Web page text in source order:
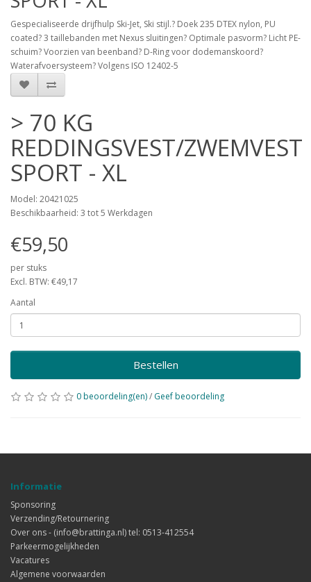
Gespecialiseerde drijfhulp Ski-Jet, Ski stijl.? Doek 235 DTEX nylon, PU
coated? 3 taillebanden met Nexus sluitingen? Optimale pasvorm? Licht PE-
schuim? Voorzien van beenband? D-Ring voor dodemanskoord?
Waterafvoersysteem? Volgens ISO 12402-5
> 70 KG
REDDINGSVEST/ZWEMVEST
SPORT - XL
Model: 20421025
Beschikbaarheid: 3 tot 5 Werkdagen
€59,50
per stuks
Excl. BTW: €49,17
Aantal
Bestellen
0 beoordeling(en)/ Geef beoordeling
Informatie
Sponsoring
Verzending/Retournering
Over ons - (info@brattinga.nl) tel: 0513-412554
Parkeermogelijkheden
Vacatures
Algemene voorwaarden